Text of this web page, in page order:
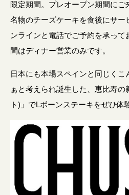
限定期間。プレオープン期間にご
名物のチーズケーキを食後にサー
ンラインと電話でご予約を承っ
間はディナー営業のみです。
日本にも本場スペインと同じく
ぁと考えられ誕生した、恵比寿の
ト)」でLボーンステーキをぜひ体